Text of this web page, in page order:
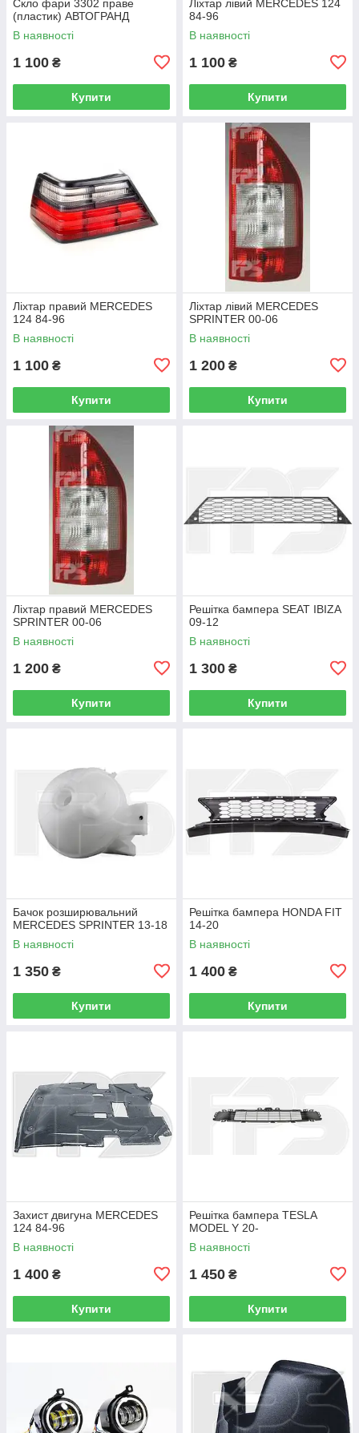
Скло фари 3302 праве
(пластик) АВТОГРАНД
В наявності
1 100 ₴
Купити
Ліхтар лівий MERCEDES 124
84-96
В наявності
1 100 ₴
Купити
Ліхтар правий MERCEDES
124 84-96
В наявності
1 100 ₴
Купити
Ліхтар лівий MERCEDES
SPRINTER 00-06
В наявності
1 200 ₴
Купити
Ліхтар правий MERCEDES
SPRINTER 00-06
В наявності
1 200 ₴
Купити
Решітка бампера SEAT IBIZA
09-12
В наявності
1 300 ₴
Купити
Бачок розширювальний
MERCEDES SPRINTER 13-18
В наявності
1 350 ₴
Купити
Решітка бампера HONDA FIT
14-20
В наявності
1 400 ₴
Купити
Захист двигуна MERCEDES
124 84-96
В наявності
1 400 ₴
Купити
Решітка бампера TESLA
MODEL Y 20-
В наявності
1 450 ₴
Купити